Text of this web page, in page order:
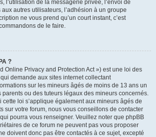
l’utilisation de la messagerie privée, l’envoi de
autres utilisateurs, l’adhésion à un groupe
ne vous prend qu’un court instant, c’est
de le faire.
?
Online Privacy and Protection Act ») est une loi des
qui demande aux sites internet collectant
sur les mineurs âgés de moins de 13 ans un
parents ou des tuteurs légaux des mineurs concernés.
cette loi s’applique également aux mineurs âgés de
sur votre forum, nous vous conseillons de contacter
pourra vous renseigner. Veuillez noter que phpBB
de ce forum ne peuvent pas vous proposer
doivent donc pas être contactés à ce sujet, excepté